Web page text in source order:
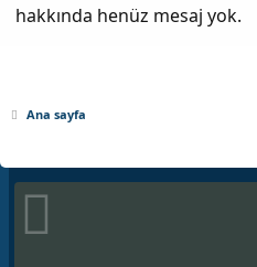
hakkında henüz mesaj yok.
Ana sayfa